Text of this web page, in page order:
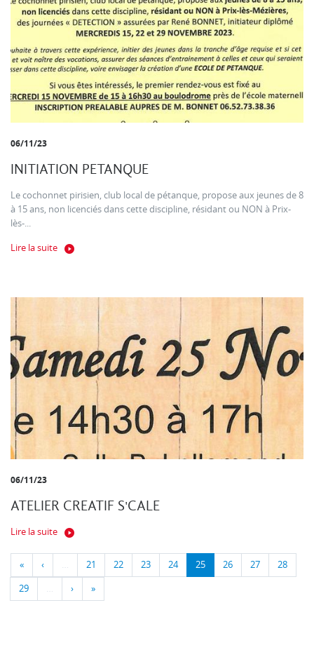
06/11/23
INITIATION PETANQUE
Le cochonnet pirisien, club local de pétanque, propose aux jeunes de 8
à 15 ans, non licenciés dans cette discipline, résidant ou NON à Prix-
lès-...
Lire la suite
06/11/23
ATELIER CREATIF S'CALE
Lire la suite
« ‹ … 21 22 23 24 25 26 27 28
29 … › »